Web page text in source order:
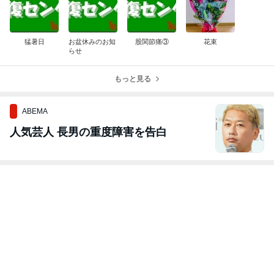
猛暑日
お盆休みのお知
らせ
股関節痛③ 花束
もっと見る
ABEMA
人気芸人 長男の重度障害を告白